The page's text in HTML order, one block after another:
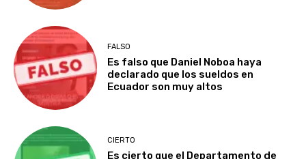
FALSO
Es falso que Daniel Noboa haya
declarado que los sueldos en
Ecuador son muy altos
CIERTO
Es cierto que el Departamento de